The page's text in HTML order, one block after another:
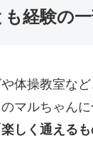
経験の
体操教室な
マルちゃん
楽しく通える